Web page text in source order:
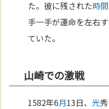
た。彼に残された時間
手一手が運命を左右
ていた。
山崎での激戦
1582年6月13日、 光